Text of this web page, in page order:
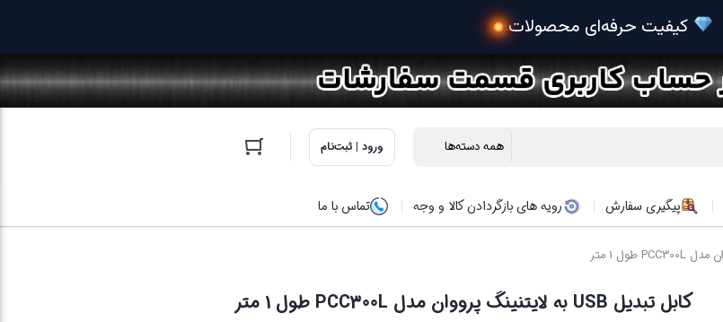
ورود | ثبت‌نام
پیگیری سفارش رویه های بازگردادن کالا و وجه تماس با ما
کابل تبدیل USB به لایتنینگ پرووان مدل PCC300L طول 1 متر